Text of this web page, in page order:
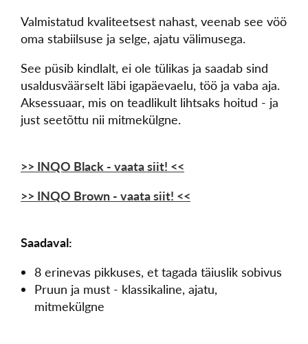
Valmistatud kvaliteetsest nahast, veenab see vöö
oma stabiilsuse ja selge, ajatu välimusega.
See püsib kindlalt, ei ole tülikas ja saadab sind
usaldusväärselt läbi igapäevaelu, töö ja vaba aja.
Aksessuaar, mis on teadlikult lihtsaks hoitud - ja
just seetõttu nii mitmekülgne.
>> INQO Black - vaata siit! <<
>> INQO Brown - vaata siit! <<
Saadaval:
8 erinevas pikkuses, et tagada täiuslik sobivus
Pruun ja must - klassikaline, ajatu,
mitmekülgne